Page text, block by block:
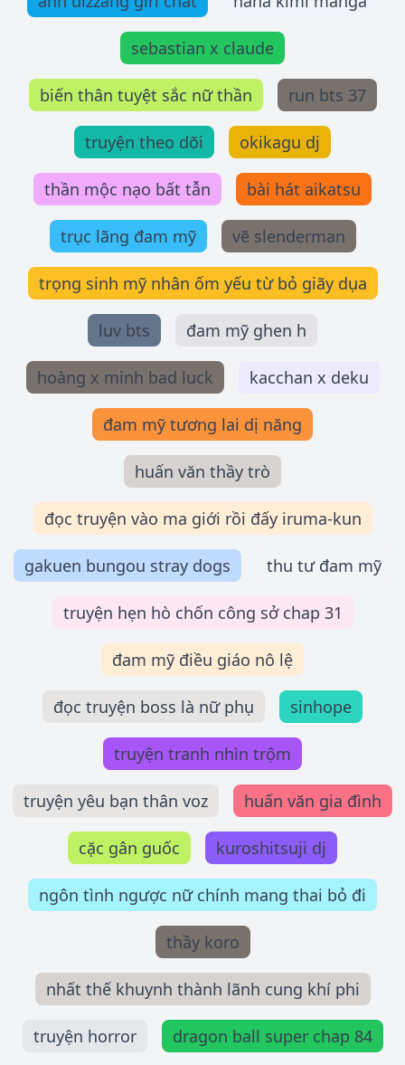
sebastian x claude
biến thân tuyệt sắc nữ thần run bts 37
truyện theo dõi okikagu dj
thần mộc nạo bất tẫn bài hát aikatsu
trục lãng đam mỹ vẽ slenderman
trọng sinh mỹ nhân ốm yếu từ bỏ giãy dụa
luv bts đam mỹ ghen h
hoàng x minh bad luck kacchan x deku
đam mỹ tương lai dị năng
huấn văn thầy trò
đọc truyện vào ma giới rồi đấy iruma-kun
gakuen bungou stray dogs thu tư đam mỹ
truyện hẹn hò chốn công sở chap 31
đam mỹ điều giáo nô lệ
đọc truyện boss là nữ phụ sinhope
truyện tranh nhìn trộm
truyện yêu bạn thân voz huấn văn gia đình
cặc gân guốc kuroshitsuji dj
ngôn tình ngược nữ chính mang thai bỏ đi
thầy koro
nhất thế khuynh thành lãnh cung khí phi
truyện horror dragon ball super chap 84